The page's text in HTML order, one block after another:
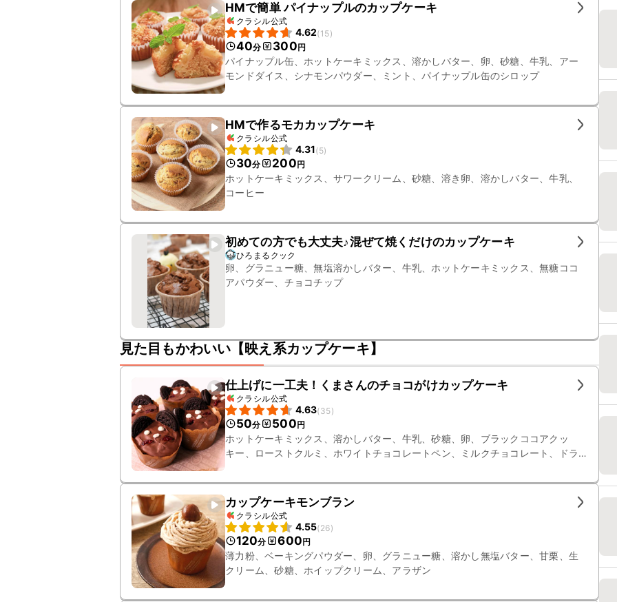
HMで簡単 パイナップルのカップケーキ
クラシル公式
4.62(15)
40分 300円
パイナップル缶、ホットケーキミックス、溶かしバター、卵、砂糖、牛乳、アー
モンドダイス、シナモンパウダー、ミント、パイナップル缶のシロップ
HMで作るモカカップケーキ
クラシル公式
4.31(5)
30分 200円
ホットケーキミックス、サワークリーム、砂糖、溶き卵、溶かしバター、牛乳、
コーヒー
初めての方でも大丈夫♪混ぜて焼くだけのカップケーキ
ひろまるクック
卵、グラニュー糖、無塩溶かしバター、牛乳、ホットケーキミックス、無糖ココ
アパウダー、チョコチップ
見た目もかわいい【映え系カップケーキ】
仕上げに一工夫！くまさんのチョコがけカップケーキ
クラシル公式
4.63(35)
50分 500円
ホットケーキミックス、溶かしバター、牛乳、砂糖、卵、ブラックココアクッ
キー、ローストクルミ、ホワイトチョコレートペン、ミルクチョコレート、ドラ
カップケーキモンブラン
クラシル公式
4.55(26)
120分 600円
薄力粉、ベーキングパウダー、卵、グラニュー糖、溶かし無塩バター、甘栗、生
クリーム、砂糖、ホイップクリーム、アラザン